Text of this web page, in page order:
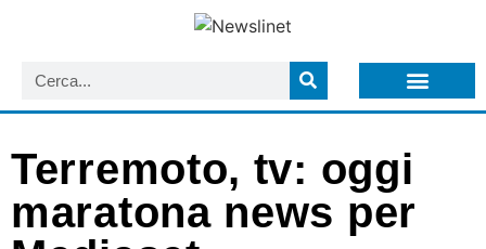
Terremoto, tv: oggi
maratona news per